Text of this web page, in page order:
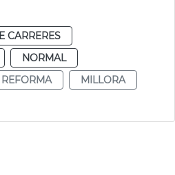
CARRERES
NORMAL
REFORMA
MILLORA